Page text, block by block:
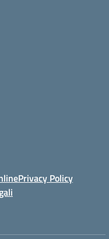
Privacy Policy